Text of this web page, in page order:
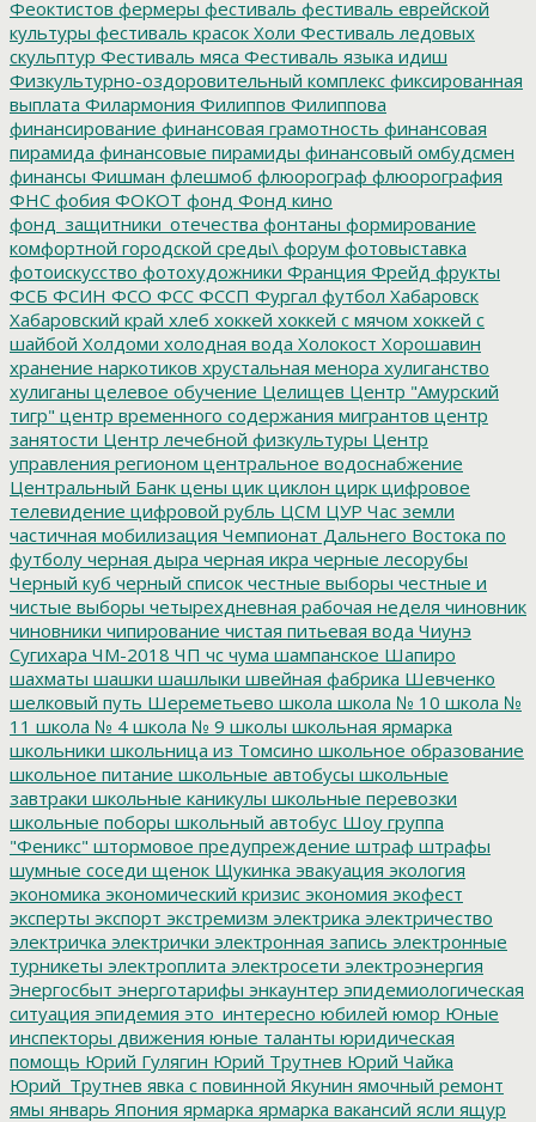
Феоктистов фермеры фестиваль фестиваль еврейской
культуры фестиваль красок Холи Фестиваль ледовых
скульптур Фестиваль мяса Фестиваль языка идиш
Физкультурно-оздоровительный комплекс фиксированная
выплата Филармония Филиппов Филиппова
финансирование финансовая грамотность финансовая
пирамида финансовые пирамиды финансовый омбудсмен
финансы Фишман флешмоб флюорограф флюорография
ФНС фобия ФОКОТ фонд Фонд кино
фонд_защитники_отечества фонтаны формирование
комфортной городской среды\ форум фотовыставка
фотоискусство фотохудожники Франция Фрейд фрукты
ФСБ ФСИН ФСО ФСС ФССП Фургал футбол Хабаровск
Хабаровский край хлеб хоккей хоккей с мячом хоккей с
шайбой Холдоми холодная вода Холокост Хорошавин
хранение наркотиков хрустальная менора хулиганство
хулиганы целевое обучение Целищев Центр "Амурский
тигр" центр временного содержания мигрантов центр
занятости Центр лечебной физкультуры Центр
управления регионом центральное водоснабжение
Центральный Банк цены цик циклон цирк цифровое
телевидение цифровой рубль ЦСМ ЦУР Час земли
частичная мобилизация Чемпионат Дальнего Востока по
футболу черная дыра черная икра черные лесорубы
Черный куб черный список честные выборы честные и
чистые выборы четырехдневная рабочая неделя чиновник
чиновники чипирование чистая питьевая вода Чиунэ
Сугихара ЧМ-2018 ЧП чс чума шампанское Шапиро
шахматы шашки шашлыки швейная фабрика Шевченко
шелковый путь Шереметьево школа школа № 10 школа №
11 школа № 4 школа № 9 школы школьная ярмарка
школьники школьница из Томсино школьное образование
школьное питание школьные автобусы школьные
завтраки школьные каникулы школьные перевозки
школьные поборы школьный автобус Шоу группа
"Феникс" штормовое предупреждение штраф штрафы
шумные соседи щенок Щукинка эвакуация экология
экономика экономический кризис экономия экофест
эксперты экспорт экстремизм электрика электричество
электричка электрички электронная запись электронные
турникеты электроплита электросети электроэнергия
Энергосбыт энерготарифы энкаунтер эпидемиологическая
ситуация эпидемия это_интересно юбилей юмор Юные
инспекторы движения юные таланты юридическая
помощь Юрий Гулягин Юрий Трутнев Юрий Чайка
Юрий_Трутнев явка с повинной Якунин ямочный ремонт
ямы январь Япония ярмарка ярмарка вакансий ясли ящур